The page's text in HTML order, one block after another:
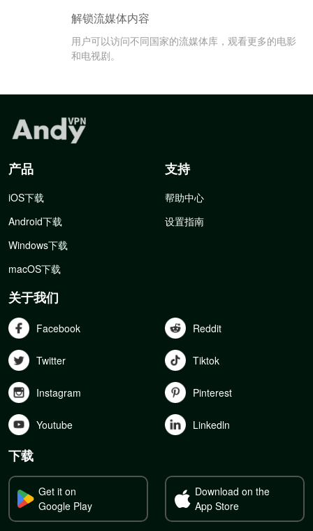
解锁流媒体内容
用户可以访问不同国家的流媒体库，观看更多的电影
和电视剧。
产品
iOS下载
Android下载
Windows下载
macOS下载
支持
帮助中心
设置指南
关于我们
Facebook Reddit
Twitter Tiktok
Instagram Pinterest
Youtube Linkedln
下载
Get it on
Google Play
Download on the
App Store